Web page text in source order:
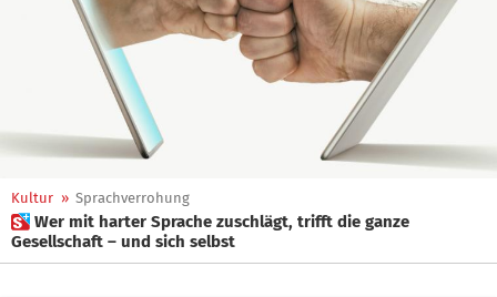
Kultur » Sprachverrohung
 Wer mit harter Sprache zuschlägt, trifft die ganze
Gesellschaft – und sich selbst